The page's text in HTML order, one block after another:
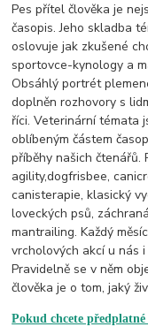
Pes přítel člověka je
časopis. Jeho skladba
oslovuje jak zkušené
sportovce-kynology a
Obsáhlý portrét
doplněn rozhovory s
říci. Veterinární témata
oblíbeným částem
příběhy našich čtenářů.
agility,dogfrisbee,
canisterapie, klasický
loveckých psů,
mantrailing. Každý
vrcholových akcí u nás
Pravidelně se v něm
člověka je o tom, jaký
Pokud chcete